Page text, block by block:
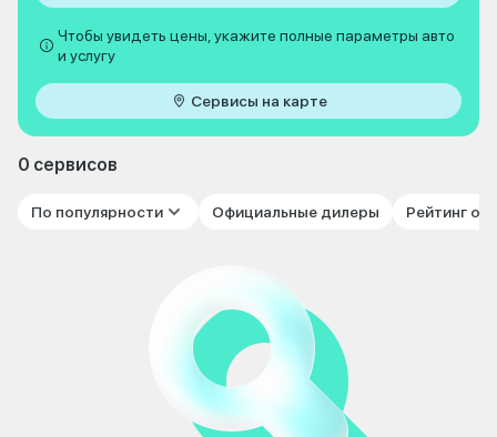
Чтобы увидеть цены, укажите полные параметры авто
и услугу
Сервисы на карте
0 сервисов
По популярности Официальные дилеры Рейтинг